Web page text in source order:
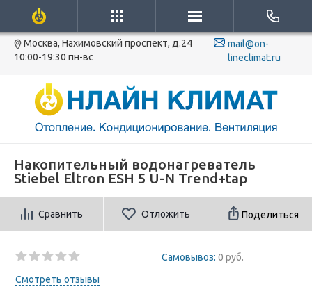
Москва, Нахимовский проспект, д.24
10:00-19:30 пн-вс
mail@on-
lineclimat.ru
Накопительный водонагреватель
Stiebel Eltron ESH 5 U-N Trend+tap
Сравнить Отложить Поделиться
Самовывоз: 0 руб.
Смотреть отзывы